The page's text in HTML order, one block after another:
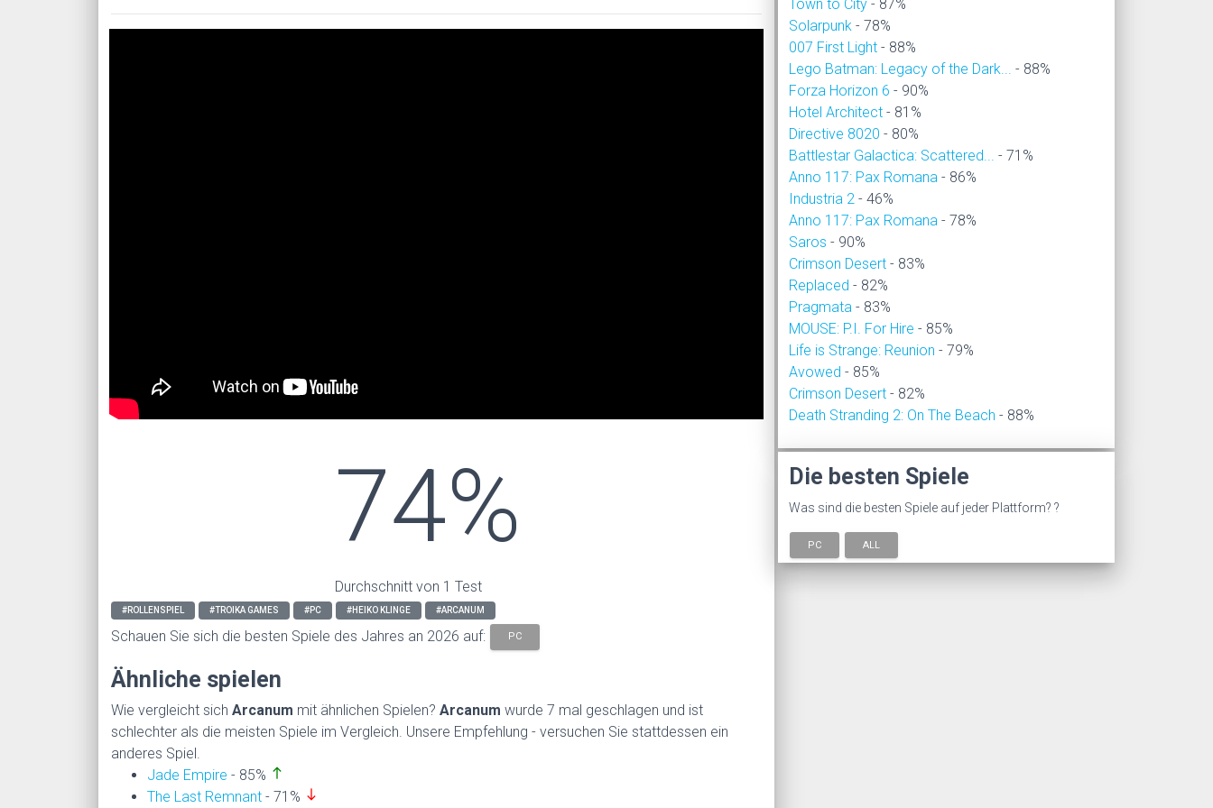
74%
Durchschnitt von 1 Test
#ROLLENSPIEL #TROIKA GAMES #PC #HEIKO KLINGE #ARCANUM
Schauen Sie sich die besten Spiele des Jahres an 2026 auf: PC
Ähnliche spielen
Wie vergleicht sich Arcanum mit ähnlichen Spielen? Arcanum wurde 7 mal geschlagen und ist
schlechter als die meisten Spiele im Vergleich. Unsere Empfehlung - versuchen Sie stattdessen ein
anderes Spiel.
Jade Empire - 85% north
The Last Remnant - 71% south
Town to City - 87%
Solarpunk - 78%
007 First Light - 88%
Lego Batman: Legacy of the Dark... - 88%
Forza Horizon 6 - 90%
Hotel Architect - 81%
Directive 8020 - 80%
Battlestar Galactica: Scattered... - 71%
Anno 117: Pax Romana - 86%
Industria 2 - 46%
Anno 117: Pax Romana - 78%
Saros - 90%
Crimson Desert - 83%
Replaced - 82%
Pragmata - 83%
MOUSE: P.I. For Hire - 85%
Life is Strange: Reunion - 79%
Avowed - 85%
Crimson Desert - 82%
Death Stranding 2: On The Beach - 88%
Die besten Spiele
Was sind die besten Spiele auf jeder Plattform? ?
PC ALL